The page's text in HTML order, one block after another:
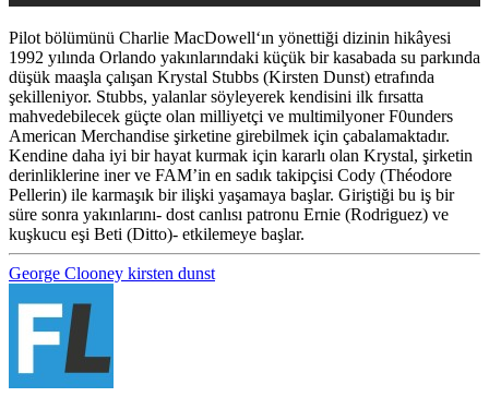
Pilot bölümünü Charlie MacDowell‘ın yönettiği dizinin hikâyesi
1992 yılında Orlando yakınlarındaki küçük bir kasabada su parkında
düşük maaşla çalışan Krystal Stubbs (Kirsten Dunst) etrafında
şekilleniyor. Stubbs, yalanlar söyleyerek kendisini ilk fırsatta
mahvedebilecek güçte olan milliyetçi ve multimilyoner F0unders
American Merchandise şirketine girebilmek için çabalamaktadır.
Kendine daha iyi bir hayat kurmak için kararlı olan Krystal, şirketin
derinliklerine iner ve FAM’in en sadık takipçisi Cody (Théodore
Pellerin) ile karmaşık bir ilişki yaşamaya başlar. Giriştiği bu iş bir
süre sonra yakınlarını- dost canlısı patronu Ernie (Rodriguez) ve
kuşkucu eşi Beti (Ditto)- etkilemeye başlar.
George Clooney kirsten dunst